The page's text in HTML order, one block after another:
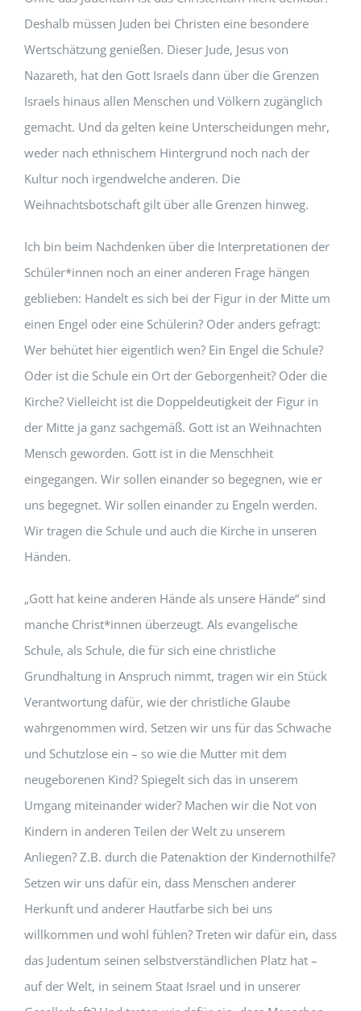
Deshalb müssen Juden bei Christen eine besondere
Wertschätzung genießen. Dieser Jude, Jesus von
Nazareth, hat den Gott Israels dann über die Grenzen
Israels hinaus allen Menschen und Völkern zugänglich
gemacht. Und da gelten keine Unterscheidungen mehr,
weder nach ethnischem Hintergrund noch nach der
Kultur noch irgendwelche anderen. Die
Weihnachtsbotschaft gilt über alle Grenzen hinweg.
Ich bin beim Nachdenken über die Interpretationen der
Schüler*innen noch an einer anderen Frage hängen
geblieben: Handelt es sich bei der Figur in der Mitte um
einen Engel oder eine Schülerin? Oder anders gefragt:
Wer behütet hier eigentlich wen? Ein Engel die Schule?
Oder ist die Schule ein Ort der Geborgenheit? Oder die
Kirche? Vielleicht ist die Doppeldeutigkeit der Figur in
der Mitte ja ganz sachgemäß. Gott ist an Weihnachten
Mensch geworden. Gott ist in die Menschheit
eingegangen. Wir sollen einander so begegnen, wie er
uns begegnet. Wir sollen einander zu Engeln werden.
Wir tragen die Schule und auch die Kirche in unseren
Händen.
„Gott hat keine anderen Hände als unsere Hände“ sind
manche Christ*innen überzeugt. Als evangelische
Schule, als Schule, die für sich eine christliche
Grundhaltung in Anspruch nimmt, tragen wir ein Stück
Verantwortung dafür, wie der christliche Glaube
wahrgenommen wird. Setzen wir uns für das Schwache
und Schutzlose ein – so wie die Mutter mit dem
neugeborenen Kind? Spiegelt sich das in unserem
Umgang miteinander wider? Machen wir die Not von
Kindern in anderen Teilen der Welt zu unserem
Anliegen? Z.B. durch die Patenaktion der Kindernothilfe?
Setzen wir uns dafür ein, dass Menschen anderer
Herkunft und anderer Hautfarbe sich bei uns
willkommen und wohl fühlen? Treten wir dafür ein, dass
das Judentum seinen selbstverständlichen Platz hat –
auf der Welt, in seinem Staat Israel und in unserer